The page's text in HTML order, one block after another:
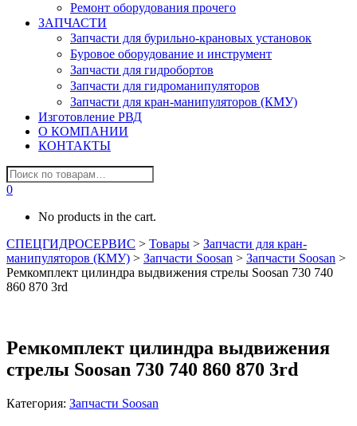
Ремонт оборудования прочего
ЗАПЧАСТИ
Запчасти для бурильно-крановых установок
Буровое оборудование и инструмент
Запчасти для гидробортов
Запчасти для гидроманипуляторов
Запчасти для кран-манипуляторов (КМУ)
Изготовление РВД
О КОМПАНИИ
КОНТАКТЫ
0
No products in the cart.
СПЕЦГИДРОСЕРВИС > Товары > Запчасти для кран-
манипуляторов (КМУ) > Запчасти Soosan > Запчасти Soosan >
Ремкомплект цилиндра выдвижения стрелы Soosan 730 740
860 870 3rd
Ремкомплект цилиндра выдвижения
стрелы Soosan 730 740 860 870 3rd
Категория: Запчасти Soosan